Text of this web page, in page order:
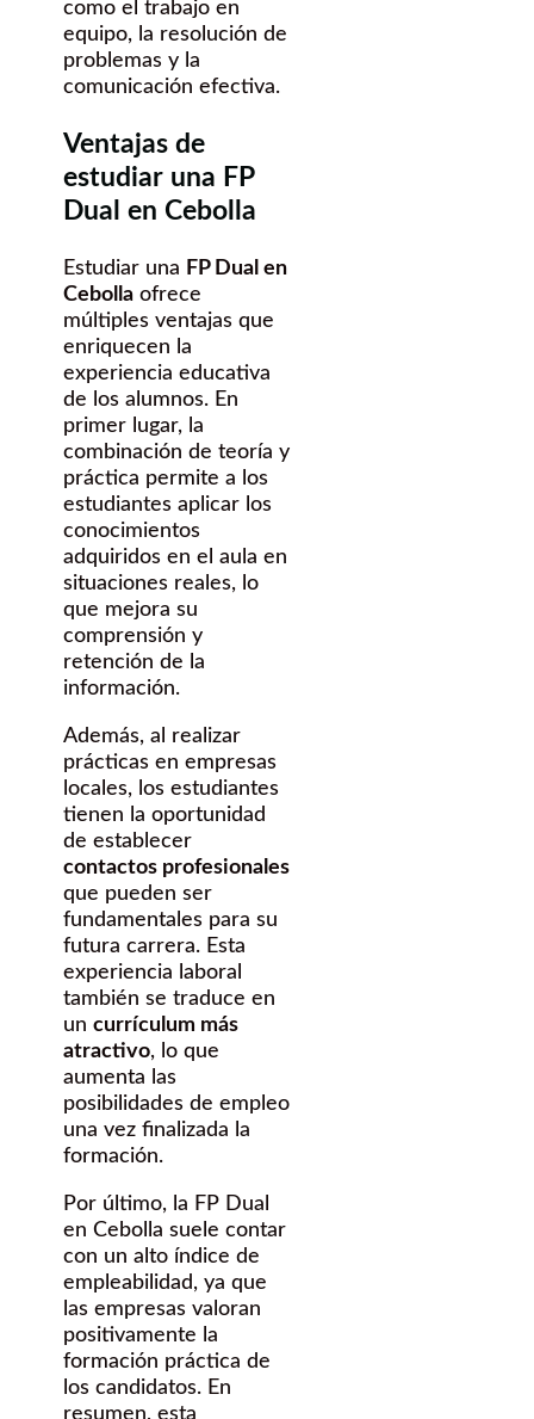
como el trabajo en
equipo, la resolución de
problemas y la
comunicación efectiva.
Ventajas de
estudiar una FP
Dual en Cebolla
Estudiar una FP Dual en
Cebolla ofrece
múltiples ventajas que
enriquecen la
experiencia educativa
de los alumnos. En
primer lugar, la
combinación de teoría y
práctica permite a los
estudiantes aplicar los
conocimientos
adquiridos en el aula en
situaciones reales, lo
que mejora su
comprensión y
retención de la
información.
Además, al realizar
prácticas en empresas
locales, los estudiantes
tienen la oportunidad
de establecer
contactos profesionales
que pueden ser
fundamentales para su
futura carrera. Esta
experiencia laboral
también se traduce en
un currículum más
atractivo, lo que
aumenta las
posibilidades de empleo
una vez finalizada la
formación.
Por último, la FP Dual
en Cebolla suele contar
con un alto índice de
empleabilidad, ya que
las empresas valoran
positivamente la
formación práctica de
los candidatos. En
resumen, esta